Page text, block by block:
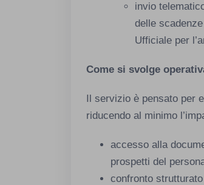
invio
delle
Ufficiale per
Come si svolge
Il servizio è pensato per
riducendo al minimo
accesso alla
prospetti del
confronto